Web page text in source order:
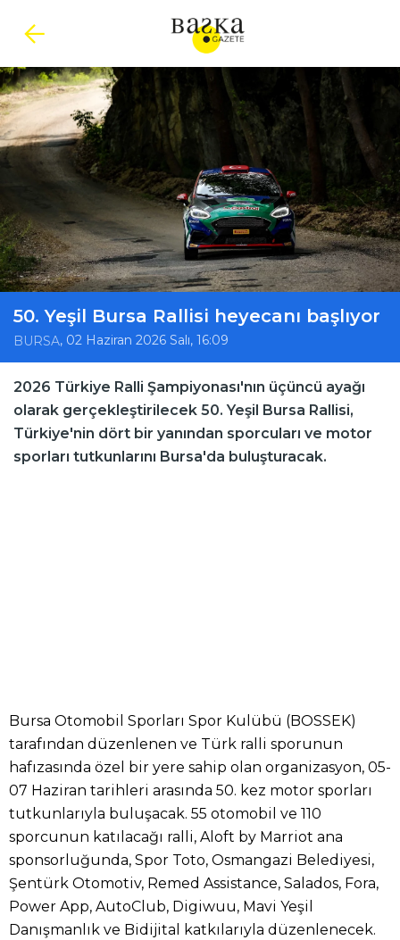
50. Yeşil Bursa Rallisi heyecanı başlıyor
BURSA, 02 Haziran 2026 Salı, 16:09
2026 Türkiye Ralli Şampiyonası'nın üçüncü ayağı
olarak gerçekleştirilecek 50. Yeşil Bursa Rallisi,
Türkiye'nin dört bir yanından sporcuları ve motor
sporları tutkunlarını Bursa'da buluşturacak.
Bursa Otomobil Sporları Spor Kulübü (BOSSEK)
tarafından düzenlenen ve Türk ralli sporunun
hafızasında özel bir yere sahip olan organizasyon, 05-
07 Haziran tarihleri arasında 50. kez motor sporları
tutkunlarıyla buluşacak. 55 otomobil ve 110
sporcunun katılacağı ralli, Aloft by Marriot ana
sponsorluğunda, Spor Toto, Osmangazi Belediyesi,
Şentürk Otomotiv, Remed Assistance, Salados, Fora,
Power App, AutoClub, Digiwuu, Mavi Yeşil
Danışmanlık ve Bidijital katkılarıyla düzenlenecek.